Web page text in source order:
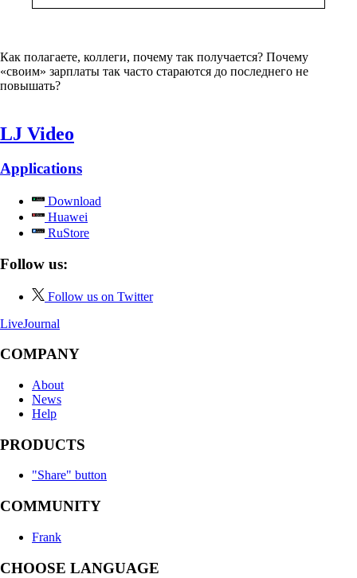
Как полагаете, коллеги, почему так получается? Почему
«своим» зарплаты так часто стараются до последнего не
повышать?
LJ Video
Applications
Download
Huawei
RuStore
Follow us:
Follow us on Twitter
LiveJournal
COMPANY
About
News
Help
PRODUCTS
"Share" button
COMMUNITY
Frank
CHOOSE LANGUAGE